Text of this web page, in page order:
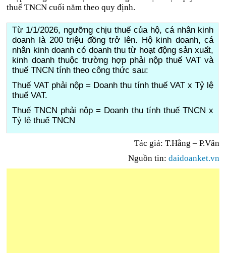
thuế TNCN cuối năm theo quy định.
Từ 1/1/2026, ngưỡng chịu thuế của hộ, cá nhân kinh
doanh là 200 triệu đồng trở lên. Hộ kinh doanh, cá
nhân kinh doanh có doanh thu từ hoạt động sản xuất,
kinh doanh thuộc trường hợp phải nộp thuế VAT và
thuế TNCN tính theo công thức sau:
Thuế VAT phải nộp = Doanh thu tính thuế VAT x Tỷ lệ
thuế VAT.
Thuế TNCN phải nộp = Doanh thu tính thuế TNCN x
Tỷ lệ thuế TNCN
Tác giả: T.Hằng – P.Vân
Nguồn tin: daidoanket.vn